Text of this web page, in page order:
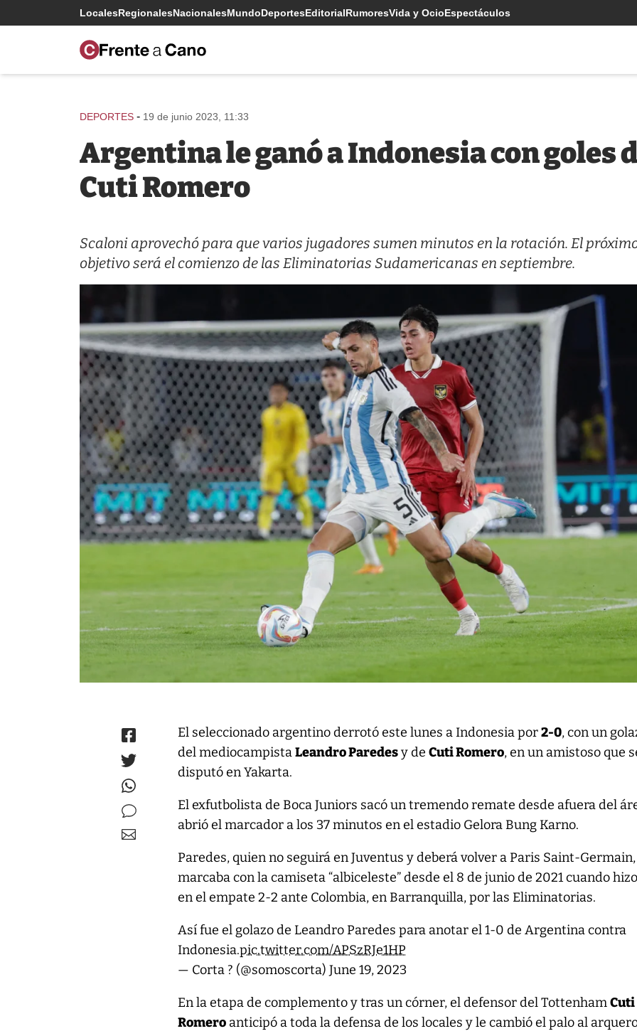
LocalesRegionalesNacionalesMundoDeportesEditorialRumoresVida y OcioEspectáculos
DEPORTES - 19 de junio 2023, 11:33
Argentina le ganó a Indonesia con goles
Cuti Romero
Scaloni aprovechó para que varios jugadores sumen minutos en la rotación. El
objetivo será el comienzo de las Eliminatorias Sudamericanas en septiembre.
El seleccionado argentino derrotó este lunes a Indonesia por2-0, con un
del mediocampistaLeandro Paredesy deCuti Romero, en un amistoso que
disputó en Yakarta.
El exfutbolista de Boca Juniors sacó un tremendo remate desde afuera del
abrió el marcador a los 37 minutos en el estadio Gelora Bung Karno.
Paredes, quien no seguirá en Juventus y deberá volver a Paris Saint-
marcaba con la camiseta “albiceleste” desde el 8 de junio de 2021 cuando
en el empate 2-2 ante Colombia, en Barranquilla, por las Eliminatorias.
Así fue el golazo de Leandro Paredes para anotar el 1-0 de Argentina contra
Indonesia.pic.twitter.com/APSzRJe1HP
— Corta ? (@somoscorta)June 19, 2023
En la etapa de complemento y tras un córner, el defensor del TottenhamCuti
Romero anticipó a toda la defensa de los locales y le cambió el palo al